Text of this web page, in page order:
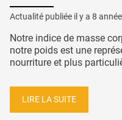
Actualité publiée il y a 8
Notre indice de masse
notre poids est une
nourriture et plus
LIRE LA SUITE